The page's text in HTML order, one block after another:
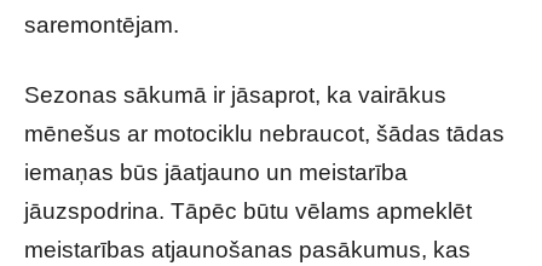
saremontējam.
Sezonas sākumā ir jāsaprot, ka vairākus
mēnešus ar motociklu nebraucot, šādas tādas
iemaņas būs jāatjauno un meistarība
jāuzspodrina. Tāpēc būtu vēlams apmeklēt
meistarības atjaunošanas pasākumus, kas